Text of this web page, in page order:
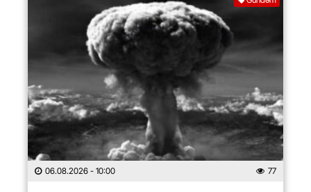
06.08.2026 - 10:00 77